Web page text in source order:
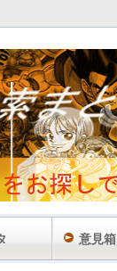
意見箱